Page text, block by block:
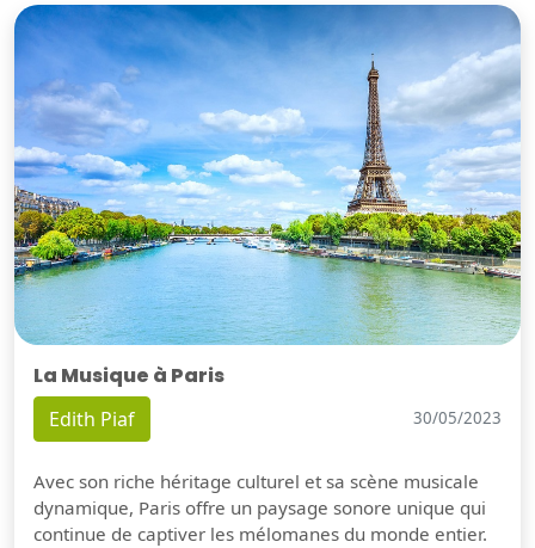
La Musique à Paris
Edith Piaf 30/05/2023
Avec son riche héritage culturel et sa scène musicale
dynamique, Paris offre un paysage sonore unique qui
continue de captiver les mélomanes du monde entier.